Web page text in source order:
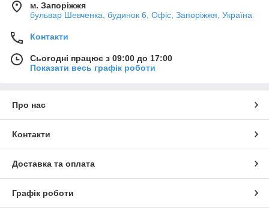
м. Запоріжжя
бульвар Шевченка, будинок 6, Офіс, Запоріжжя, Україна
Контакти
Сьогодні працює з 09:00 до 17:00
Показати весь графік роботи
Про нас
Контакти
Доставка та оплата
Графік роботи